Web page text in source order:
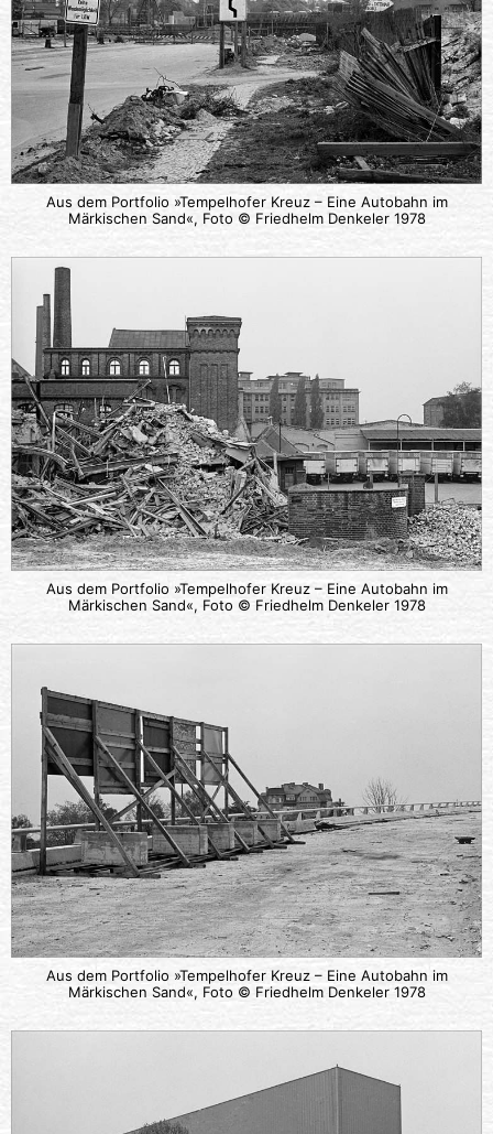
Aus dem Portfolio »Tempelhofer Kreuz – Eine Autobahn im
Märkischen Sand«, Foto © Friedhelm Denkeler 1978
Aus dem Portfolio »Tempelhofer Kreuz – Eine Autobahn im
Märkischen Sand«, Foto © Friedhelm Denkeler 1978
Aus dem Portfolio »Tempelhofer Kreuz – Eine Autobahn im
Märkischen Sand«, Foto © Friedhelm Denkeler 1978